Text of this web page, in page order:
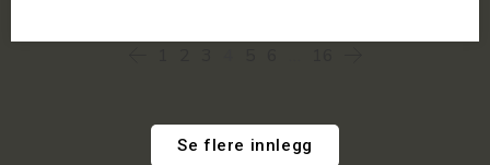
Se flere innlegg